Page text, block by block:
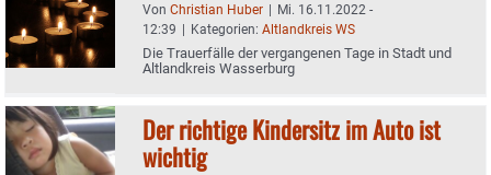
Von Christian Huber | Mi. 16.11.2022 -
12:39 | Kategorien: Altlandkreis WS
Die Trauerfälle der vergangenen Tage in Stadt und
Altlandkreis Wasserburg
Der richtige Kindersitz im Auto ist
wichtig